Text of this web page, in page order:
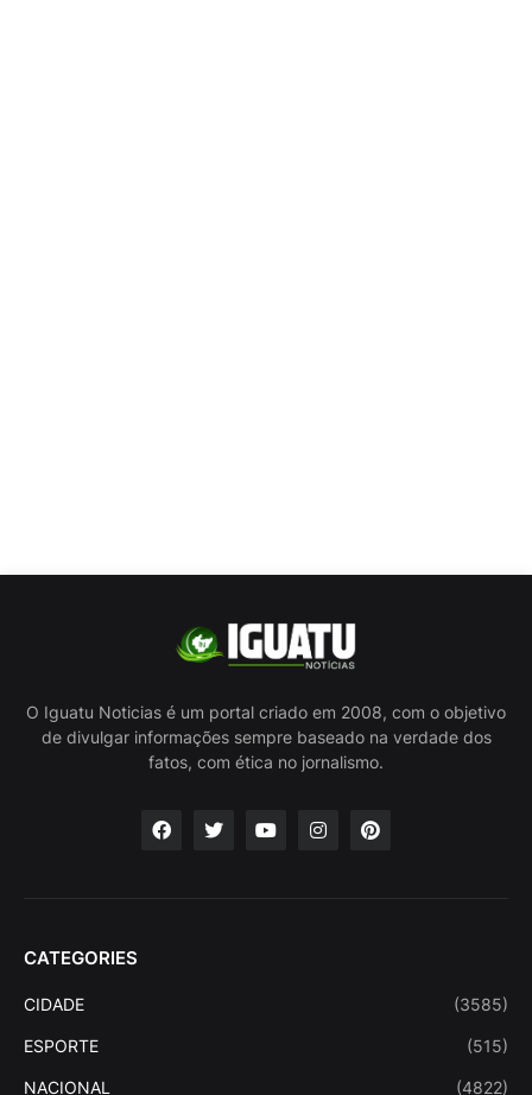
O Iguatu Noticias é um portal criado em 2008, com o objetivo
de divulgar informações sempre baseado na verdade dos
fatos, com ética no jornalismo.
CATEGORIES
CIDADE (3585)
ESPORTE (515)
NACIONAL (4822)